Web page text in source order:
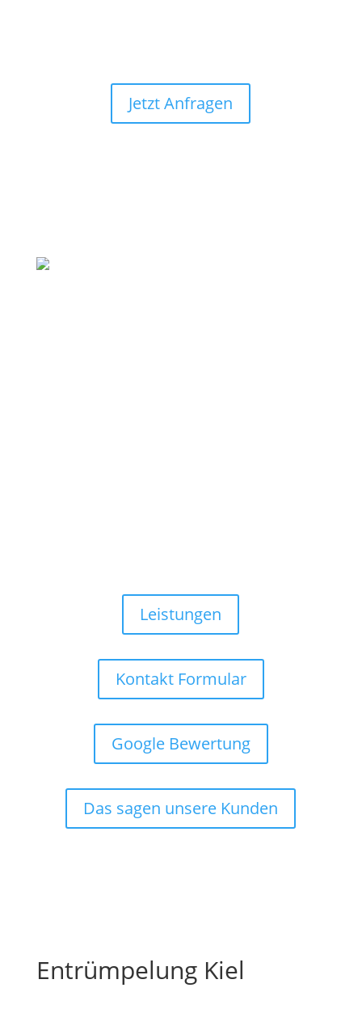
Jetzt Anfragen
Leistungen
Kontakt Formular
Google Bewertung
Das sagen unsere Kunden
Entrümpelung Kiel